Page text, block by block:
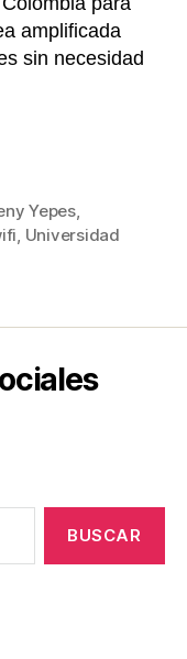
amplificada
sin necesidad
Yepes,
Universidad